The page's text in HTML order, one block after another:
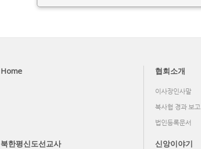
Home 협회소개
이사장인사말
북사협 경과 보고
법인등록문서
북한평신도선교사 신앙이야기